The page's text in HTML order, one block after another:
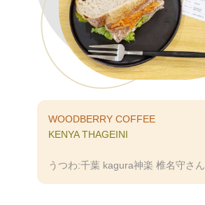
WOODBERRY COFFEE
KENYA THAGEINI
うつわ:千葉 kagura神楽 椎名守さん